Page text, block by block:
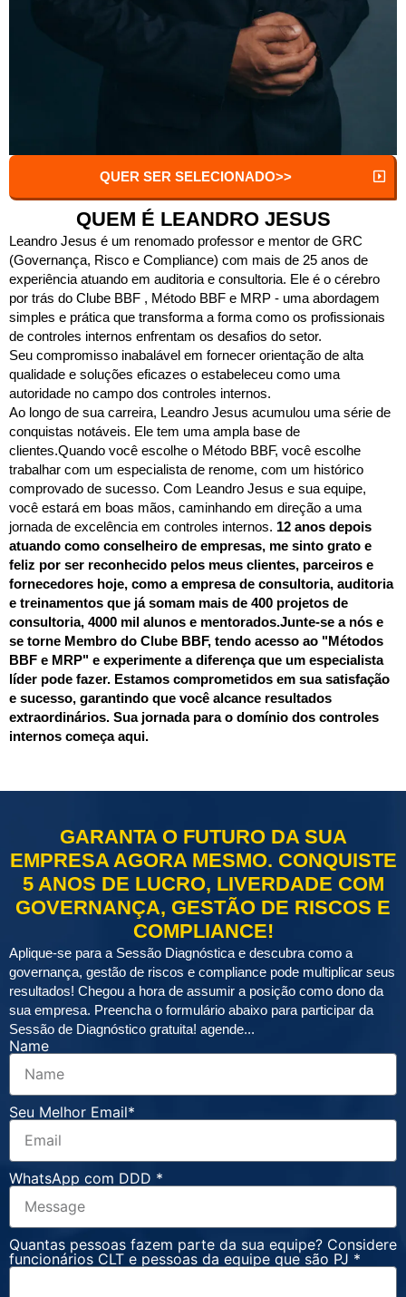
QUER SER SELECIONADO>>
QUEM É LEANDRO JESUS
Leandro Jesus é um renomado professor e mentor de GRC
(Governança, Risco e Compliance) com mais de 25 anos de
experiência atuando em auditoria e consultoria. Ele é o cérebro
por trás do Clube BBF , Método BBF e MRP - uma abordagem
simples e prática que transforma a forma como os profissionais
de controles internos enfrentam os desafios do setor.
Seu compromisso inabalável em fornecer orientação de alta
qualidade e soluções eficazes o estabeleceu como uma
autoridade no campo dos controles internos.
Ao longo de sua carreira, Leandro Jesus acumulou uma série de
conquistas notáveis. Ele tem uma ampla base de
clientes.Quando você escolhe o Método BBF, você escolhe
trabalhar com um especialista de renome, com um histórico
comprovado de sucesso. Com Leandro Jesus e sua equipe,
você estará em boas mãos, caminhando em direção a uma
jornada de excelência em controles internos. 12 anos depois
atuando como conselheiro de empresas, me sinto grato e
feliz por ser reconhecido pelos meus clientes, parceiros e
fornecedores hoje, como a empresa de consultoria, auditoria
e treinamentos que já somam mais de 400 projetos de
consultoria, 4000 mil alunos e mentorados.Junte-se a nós e
se torne Membro do Clube BBF, tendo acesso ao "Métodos
BBF e MRP" e experimente a diferença que um especialista
líder pode fazer. Estamos comprometidos em sua satisfação
e sucesso, garantindo que você alcance resultados
extraordinários. Sua jornada para o domínio dos controles
internos começa aqui.
GARANTA O FUTURO DA SUA
EMPRESA AGORA MESMO. CONQUISTE
5 ANOS DE LUCRO, LIVERDADE COM
GOVERNANÇA, GESTÃO DE RISCOS E
COMPLIANCE!
Aplique-se para a Sessão Diagnóstica e descubra como a
governança, gestão de riscos e compliance pode multiplicar seus
resultados! Chegou a hora de assumir a posição como dono da
sua empresa. Preencha o formulário abaixo para participar da
Sessão de Diagnóstico gratuita! agende...
Name
Seu Melhor Email*
WhatsApp com DDD *
Quantas pessoas fazem parte da sua equipe? Considere
funcionários CLT e pessoas da equipe que são PJ *